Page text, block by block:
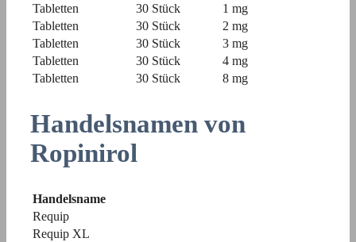
Tabletten
30 Stück
1 mg
Tabletten
30 Stück
2 mg
Tabletten
30 Stück
3 mg
Tabletten
30 Stück
4 mg
Tabletten
30 Stück 8 mg
Handelsnamen von
Ropinirol
Handelsname
Requip
Requip XL